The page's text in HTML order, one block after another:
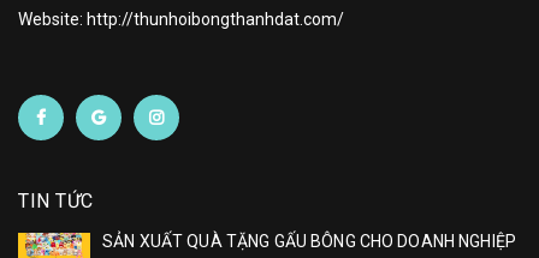
Website: http://thunhoibongthanhdat.com/
TIN TỨC
SẢN XUẤT QUÀ TẶNG GẤU BÔNG CHO DOANH NGHIỆP